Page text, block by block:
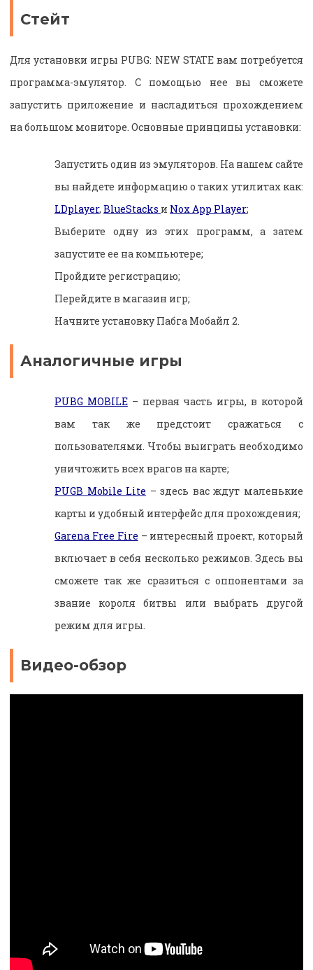
Стейт
Для установки игры PUBG: NEW STATE вам потребуется
программа-эмулятор. С помощью нее вы сможете
запустить приложение и насладиться прохождением
на большом мониторе. Основные принципы установки:
Запустить один из эмуляторов. На нашем сайте
вы найдете информацию о таких утилитах как:
LDplayer, BlueStacks и Nox App Player;
Выберите одну из этих программ, а затем
запустите ее на компьютере;
Пройдите регистрацию;
Перейдите в магазин игр;
Начните установку Пабга Мобайл 2.
Аналогичные игры
PUBG MOBILE– первая часть игры, в которой
вам так же предстоит сражаться с
пользователями. Чтобы выиграть необходимо
уничтожить всех врагов на карте;
PUGB Mobile Lite – здесь вас ждут маленькие
карты и удобный интерфейс для прохождения;
Garena Free Fire – интересный проект, который
включает в себя несколько режимов. Здесь вы
сможете так же сразиться с оппонентами за
звание короля битвы или выбрать другой
режим для игры.
Видео-обзор